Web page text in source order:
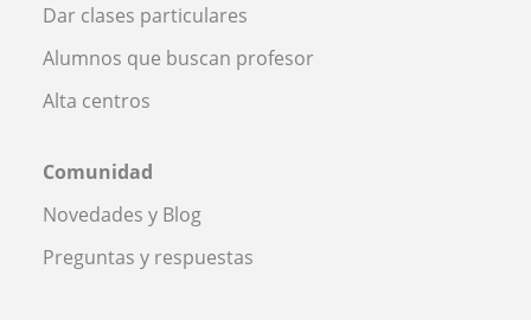
Dar clases particulares
Alumnos que buscan profesor
Alta centros
Comunidad
Novedades y Blog
Preguntas y respuestas